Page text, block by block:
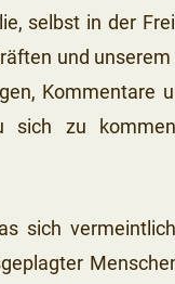
selbst in der
und
sich zu
sich